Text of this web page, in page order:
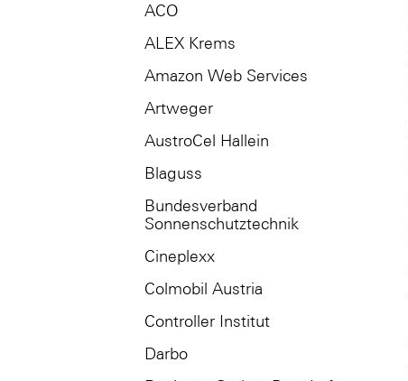
ACO
ALEX Krems
Amazon Web Services
Artweger
AustroCel Hallein
Blaguss
Bundesverband
Sonnenschutztechnik
Cineplexx
Colmobil Austria
Controller Institut
Darbo